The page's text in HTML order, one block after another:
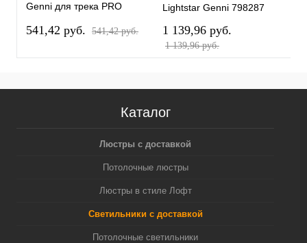
Genni для трека PRO
541,42 pуб. 541,42 pуб.
Lightstar Genni 798287
1 139,96 pуб.
1 139,96 pуб.
Каталог
Люстры с доставкой
Потолочные люстры
Люстры в стиле Лофт
Светильники с доставкой
Потолочные светильники